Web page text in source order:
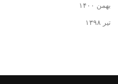
بهمن ۱۴۰۰
تیر ۱۳۹۸